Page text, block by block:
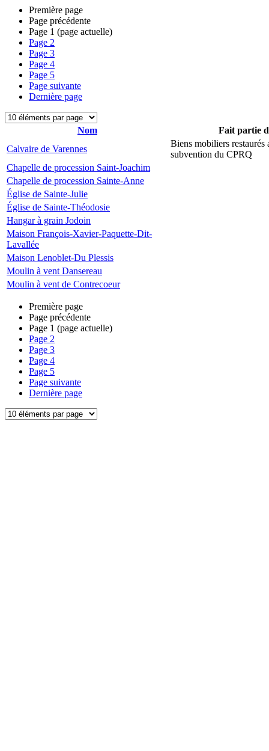
Première page
Page précédente
Page 1 (page actuelle)
Page 2
Page 3
Page 4
Page 5
Page suivante
Dernière page
Nom
Fait partie
Calvaire de Varennes
Biens mobiliers restaurés
subvention du CPRQ
Chapelle de procession Saint-Joachim
Chapelle de procession Sainte-Anne
Église de Sainte-Julie
Église de Sainte-Théodosie
Hangar à grain Jodoin
Maison François-Xavier-Paquette-Dit-
Lavallée
Maison Lenoblet-Du Plessis
Moulin à vent Dansereau
Moulin à vent de Contrecoeur
Première page
Page précédente
Page 1 (page actuelle)
Page 2
Page 3
Page 4
Page 5
Page suivante
Dernière page